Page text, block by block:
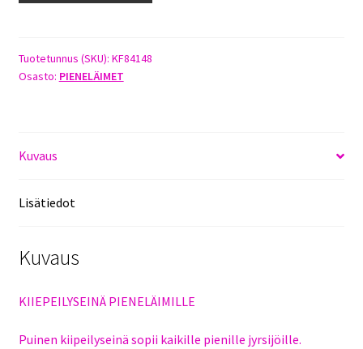
Tuotetunnus (SKU): KF84148
Osasto: PIENELÄIMET
Kuvaus
Lisätiedot
Kuvaus
KIIEPEILYSEINÄ PIENELÄIMILLE
Puinen kiipeilyseinä sopii kaikille pienille jyrsijöille.